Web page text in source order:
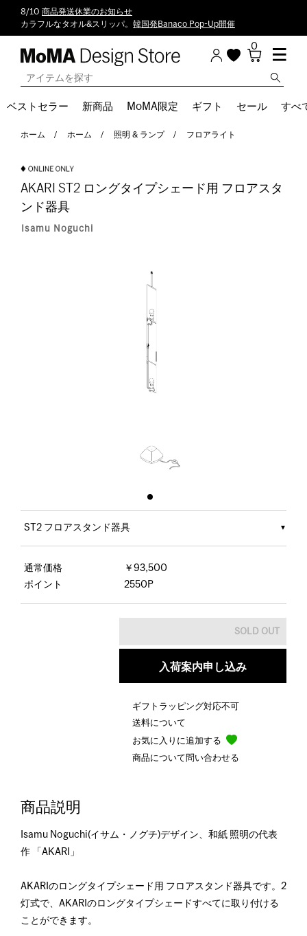
8/10 商品発送休業のお知らせ
カラフルなタオル&スリッパ。 韓国発Banaco Pop-Up開催
0
ベストセラー 新商品 MoMA限定 ギフト セール すべ
ホーム ホーム 照明 & ランプ フロアライト
AKARI ST2 ロングタイプシェード用 フロアスタ
ンド器具
Isamu Noguchi
ST2 フロアスタンド器具
通常価格
￥93,500
ポイント
2550P
入荷案内申し込み
ギフトラッピング対応不可
送料について
お気に入りに追加する
商品について問い合わせる
商品説明
Isamu Noguchi(イサム・ノグチ)デザイン、和紙 照明の代表
作 「AKARI」
AKARIのロングタイプシェード用 フロアスタンド器具です。2
灯式で、AKARIのロングタイプシェードすべてに取り付ける
ことができます。